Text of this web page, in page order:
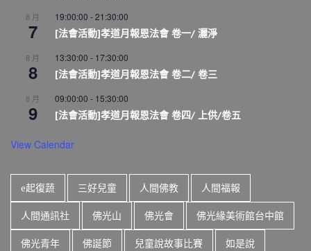
8 月
7
19:00:00 -21:30:00
[法會活動]孝道月報恩法會 卷一/ 灑淨
8 月
8
13:30:00 - 17:30:00
[法會活動]孝道月報恩法會 卷二/ 卷三
8 月
9
09:00:00 - 15:30:00
[法會活動]孝道月報恩法會 卷四/ 上供/卷五
View Calendar
e起復蔬 三好兒童 人間佛教 人間福報
人間通訊社 佛光山 佛光會 佛光緣美術館台中館
佛光青年 佛誕節 兒童說故事比賽 如是說